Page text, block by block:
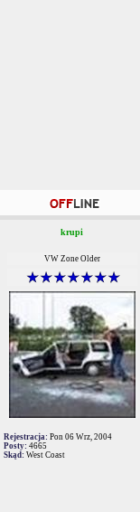
krupi
VW Zone Older
Rejestracja: Pon 06 Wrz, 2004
Posty: 4665
Skąd: West Coast